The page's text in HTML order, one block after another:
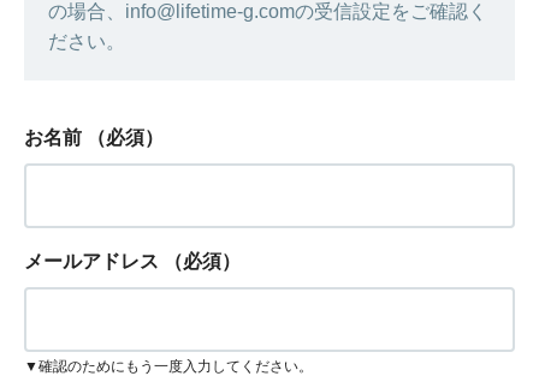
の場合、info@lifetime-g.comの受信設定をご確認く
ださい。
お名前 （必須）
メールアドレス （必須）
▼確認のためにもう一度入力してください。